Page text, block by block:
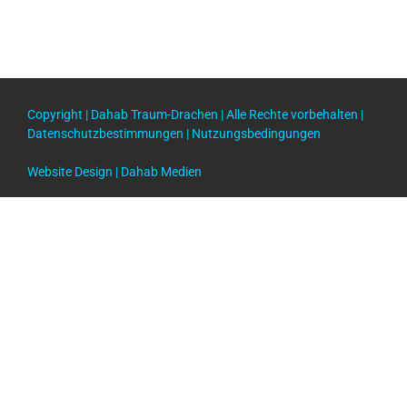
Copyright | Dahab Traum-Drachen | Alle Rechte vorbehalten |
Datenschutzbestimmungen | Nutzungsbedingungen
Website Design | Dahab Medien